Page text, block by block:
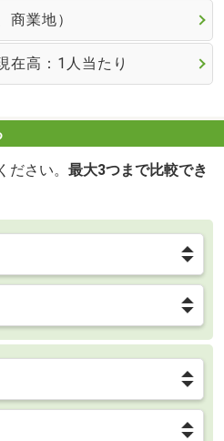
商業地）
在高：1人当たり
さい。 最大3つまで比較でき